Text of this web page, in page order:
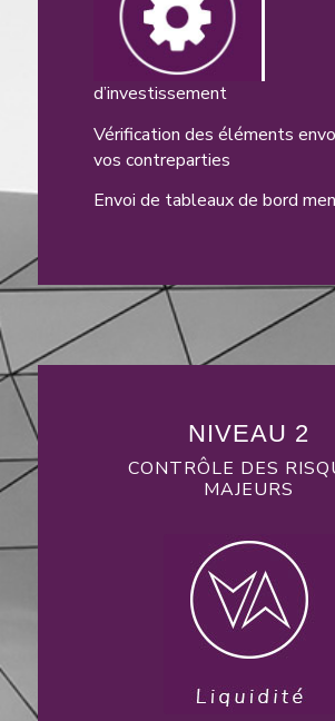
d’investissement
Vérification des éléments
vos contreparties
Envoi de tableaux de bord
NIVEAU 2
CONTRÔLE DES
MAJEURS